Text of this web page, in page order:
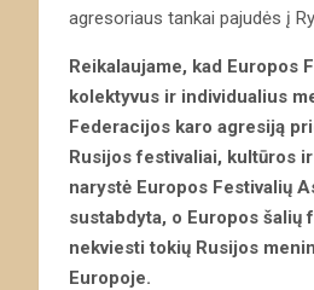
agresoriaus tankai pajudės į
Reikalaujame, kad Europos
kolektyvus ir individualius
Federacijos karo agresiją
Rusijos festivaliai, kultūros
narystė Europos Festivalių
sustabdyta, o Europos
nekviesti tokių Rusijos
Europoje.